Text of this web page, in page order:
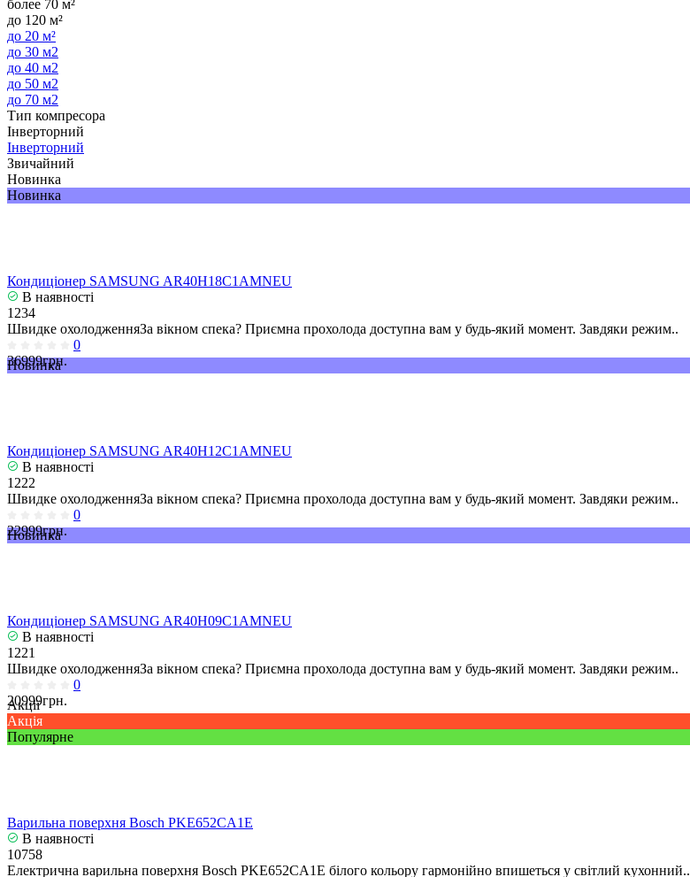
более 70 м²
до 120 м²
до 20 м²
до 30 м2
до 40 м2
до 50 м2
до 70 м2
Тип компресора
Інверторний
Інверторний
Звичайний
Новинка
Новинка
Кондиціонер SAMSUNG AR40H18C1AMNEU
В наявності
1234
Швидке охолодженняЗа вікном спека? Приємна прохолода доступна вам у будь-який момент. Завдяки режим..
0
36999грн.
Новинка
Кондиціонер SAMSUNG AR40H12C1AMNEU
В наявності
1222
Швидке охолодженняЗа вікном спека? Приємна прохолода доступна вам у будь-який момент. Завдяки режим..
0
22999грн.
Новинка
Кондиціонер SAMSUNG AR40H09C1AMNEU
В наявності
1221
Швидке охолодженняЗа вікном спека? Приємна прохолода доступна вам у будь-який момент. Завдяки режим..
0
20999грн.
Акції
Акція
Популярне
Варильна поверхня Bosch PKE652CA1E
В наявності
10758
Електрична варильна поверхня Bosch PKE652CA1E білого кольору гармонійно впишеться у світлий кухонний..